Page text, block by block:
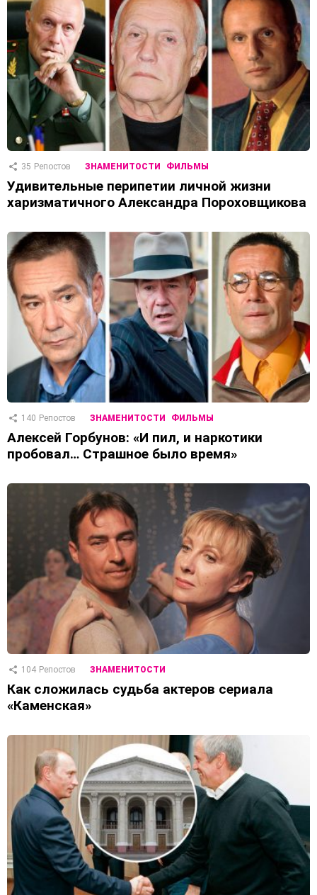
35 Репостов ЗНАМЕНИТОСТИ ФИЛЬМЫ
Удивительные перипетии личной жизни
харизматичного Александра Пороховщикова
140 Репостов ЗНАМЕНИТОСТИ ФИЛЬМЫ
Алексей Горбунов: «И пил, и наркотики
пробовал… Страшное было время»
104 Репостов ЗНАМЕНИТОСТИ
Как сложилась судьба актеров сериала
«Каменская»